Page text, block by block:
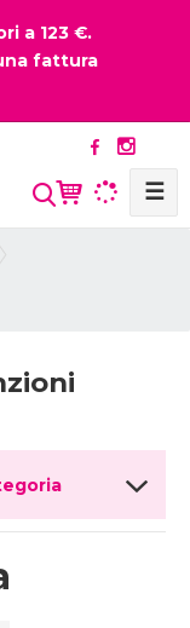
a 123 €.
fattura
☰